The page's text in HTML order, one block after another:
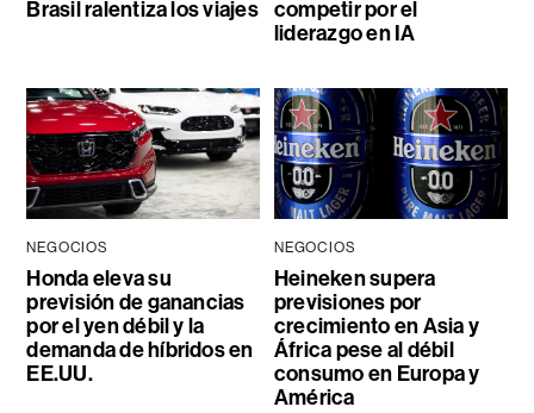
Brasil ralentiza los viajes competir por el
liderazgo en IA
NEGOCIOS
Honda eleva su
previsión de ganancias
por el yen débil y la
demanda de híbridos en
EE.UU.
NEGOCIOS
Heineken supera
previsiones por
crecimiento en Asia y
África pese al débil
consumo en Europa y
América